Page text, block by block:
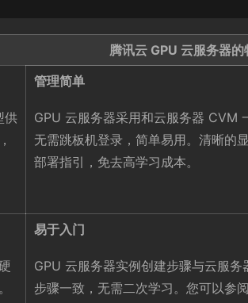
腾讯云 GPU 云服务器的
供
管理简单
GPU 云服务器采用和云服务器 CVM
无需跳板机登录，简单易用。清晰的
部署指引，免去高学习成本。
易于入门
GPU 云服务器实例创建步骤与云服
步骤一致，无需二次学习。您可以参